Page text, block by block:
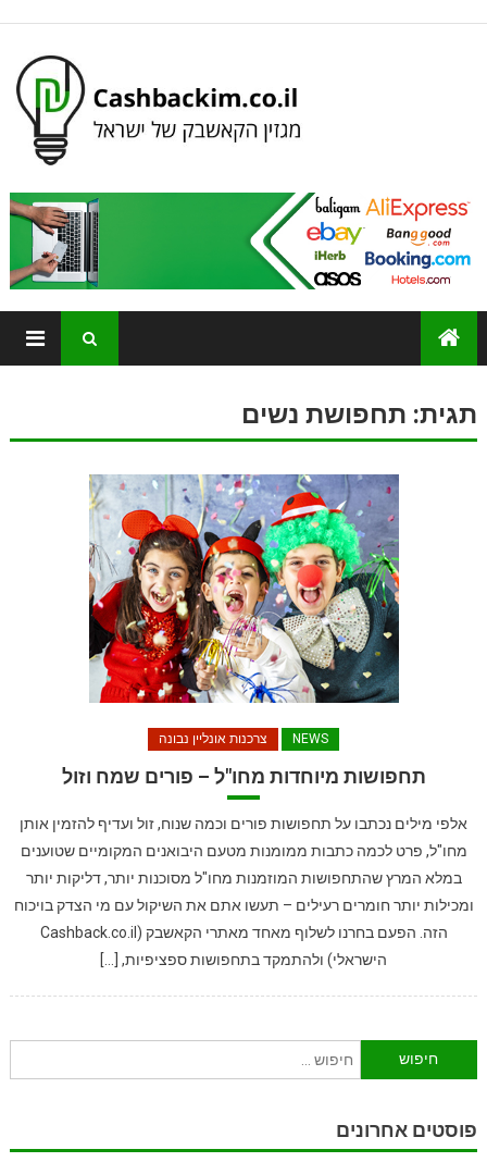
תגית: תחפושת נשים
NEWS צרכנות אונליין נבונה
תחפושות מיוחדות מחו"ל – פורים שמח וזול
אלפי מילים נכתבו על תחפושות פורים וכמה שנוח, זול ועדיף להזמין אותן
מחו"ל, פרט לכמה כתבות ממומנות מטעם היבואנים המקומיים שטוענים
במלא המרץ שהתחפושות המוזמנות מחו"ל מסוכנות יותר, דליקות יותר
ומכילות יותר חומרים רעילים – תעשו אתם את השיקול עם מי הצדק בויכוח
הזה. הפעם בחרנו לשלוף מאחד מאתרי הקאשבק (Cashback.co.il
הישראלי) ולהתמקד בתחפושות ספציפיות, […]
חיפוש:
פוסטים אחרונים